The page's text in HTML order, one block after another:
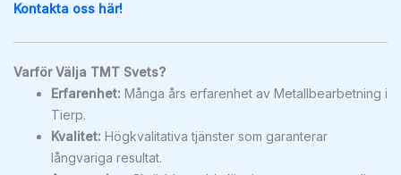
Kontakta oss här!
Varför Välja TMT Svets?
Erfarenhet: Många års erfarenhet av Metallbearbetning i
Tierp.
Kvalitet: Högkvalitativa tjänster som garanterar
långvariga resultat.